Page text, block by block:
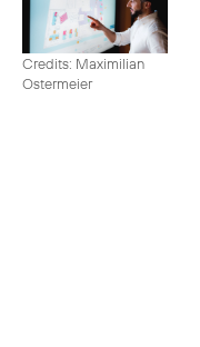
Credits: Maximilian
Ostermeier